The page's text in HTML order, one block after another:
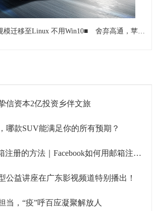
模迁移至Linux 不用Win10■ 舍弃高通，苹果将自行设计iPhone12天线，真的能够搞定5G信号吗？
信资本2亿投资乡伴文旅
哪款SUV能满足你的所有预期？
的方法｜Facebook如何用邮箱注册的教程全解析
公益讲座在广东影视频道特别播出！
当，“疫”呼百应凝聚解放人